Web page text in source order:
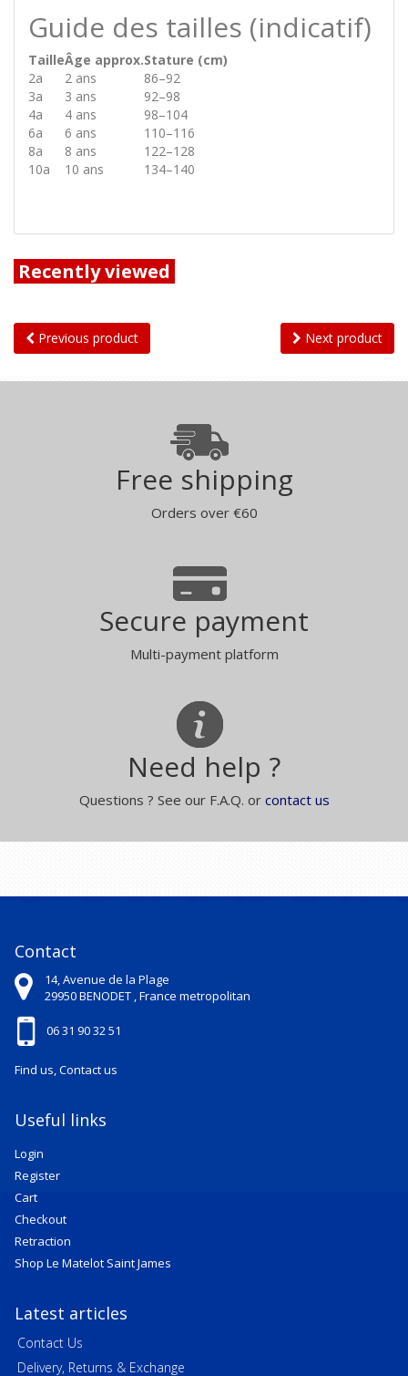
Guide des tailles (indicatif)
TailleÂge approx.Stature (cm)
2a
2 ans
86–92
3a
3 ans
92–98
4a
4 ans
98–104
6a
6 ans
110–116
8a
8 ans
122–128
10a
10 ans 134–140
Recently viewed
Previous product Next product
Free shipping
Orders over €60
Secure payment
Multi-payment platform
Need help ?
Questions ? See our F.A.Q. or contact us
Contact
14, Avenue de la Plage
29950BENODET ,France metropolitan
06 31 90 32 51
Find us, Contact us
Useful links
Login
Register
Cart
Checkout
Retraction
Shop Le Matelot Saint James
Latest articles
Contact Us
Delivery, Returns & Exchange